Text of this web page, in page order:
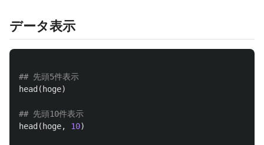
データ表示
## 先頭5件表示
head ( hoge)
## 先頭10件表示
head ( hoge, 10)